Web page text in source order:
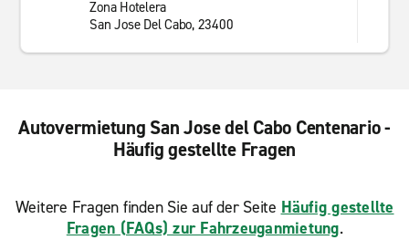
Zona Hotelera
San Jose Del Cabo, 23400
Autovermietung San Jose del Cabo Centenario -
Häufig gestellte Fragen
Weitere Fragen finden Sie auf der Seite Häufig gestellte
Fragen (FAQs) zur Fahrzeuganmietung.